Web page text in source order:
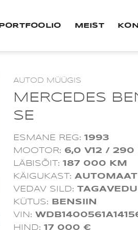
PORTFOOLIO MEIST
AUTOD MÜÜGIS
MERCEDES
SE
ESMANE REG: 1993
MOOTOR: 6,0 V12 / 290
LÄBISÕIT: 187 000 KM
KÄIGUKAST: AUTOMAAT
VEDAV SILD: TAGAVEDU
KÜTUS:
BENSIIN
VIN:
HIND: 17 000 €